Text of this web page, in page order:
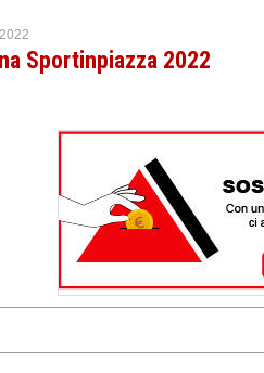
Sportinpiazza 2022